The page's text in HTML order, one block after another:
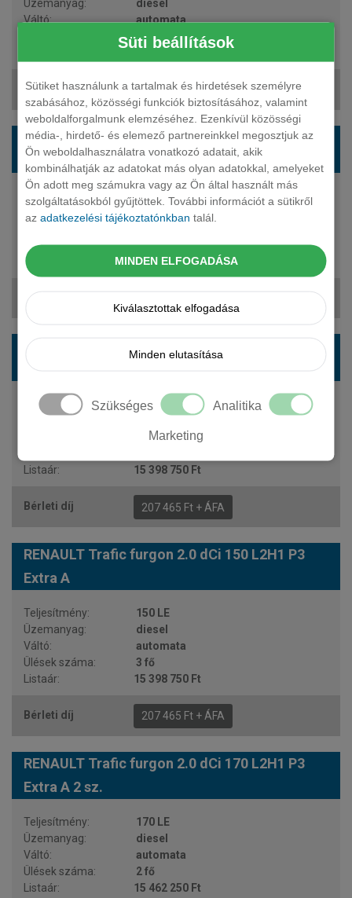
Süti beállítások
Sütiket használunk a tartalmak és hirdetések személyre
szabásához, közösségi funkciók biztosításához, valamint
weboldalforgalmunk elemzéséhez. Ezenkívül közösségi
média-, hirdető- és elemező partnereinkkel megosztjuk az
Ön weboldalhasználatra vonatkozó adatait, akik
kombinálhatják az adatokat más olyan adatokkal, amelyeket
Ön adott meg számukra vagy az Ön által használt más
szolgáltatásokból gyűjtöttek. További információt a sütikről
azadatkezelési tájékoztatónkban talál.
MINDEN ELFOGADÁSA
Kiválasztottak elfogadása
Minden elutasítása
Szükséges Analitika
Marketing
diesel
automata
2 fő
205 459 Ft + ÁFA
RENAULT Trafic furgon 2.0 dCi 150 L2H1 P3
Extra A
150 LE
diesel
3 fő
15 208 250 Ft
RENAULT Trafic furgon 2.0 dCi 150 L2H1 P3
Extra A 2 sz.
150 LE
automata
15 398 750 Ft
207 465 Ft + ÁFA
RENAULT Trafic furgon 2.0 dCi 150 L2H1 P3
Extra A
150 LE
diesel
automata
3 fő
15 398 750 Ft
207 465 Ft + ÁFA
RENAULT Trafic furgon 2.0 dCi 170 L2H1 P3
Extra A 2 sz.
170 LE
diesel
automata
2 fő
15 462 250 Ft